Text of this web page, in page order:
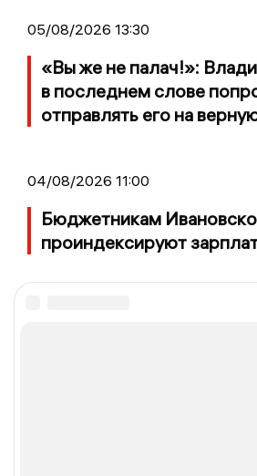
05/08/2026 13:30
«Вы же не палач!»:
в последнем слове
отправлять его на
04/08/2026 11:00
Бюджетникам
проиндексируют